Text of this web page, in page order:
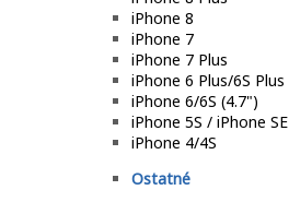
iPhone 8
iPhone 7
iPhone 7 Plus
iPhone 6 Plus/6S Plus
iPhone 6/6S (4.7")
iPhone 5S / iPhone SE
iPhone 4/4S
Ostatné